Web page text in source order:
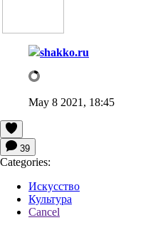
shakko.ru
May 8 2021, 18:45
39
Categories:
Искусство
Культура
Cancel